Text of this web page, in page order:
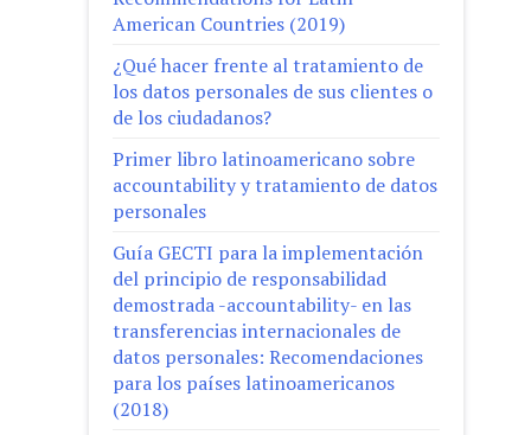
American Countries (2019)
¿Qué hacer frente al tratamiento de
los datos personales de sus clientes o
de los ciudadanos?
Primer libro latinoamericano sobre
accountability y tratamiento de datos
personales
Guía GECTI para la implementación
del principio de responsabilidad
demostrada -accountability- en las
transferencias internacionales de
datos personales: Recomendaciones
para los países latinoamericanos
(2018)